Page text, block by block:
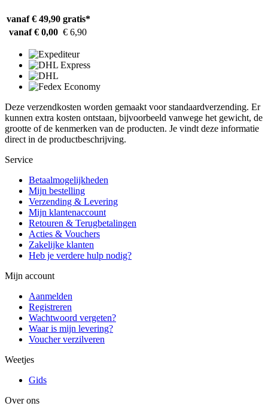
vanaf € 49,90 gratis*
vanaf € 0,00 € 6,90
Deze verzendkosten worden gemaakt voor standaardverzending. Er
kunnen extra kosten ontstaan, bijvoorbeeld vanwege het gewicht, de
grootte of de kenmerken van de producten. Je vindt deze informatie
direct in de productbeschrijving.
Service
Betaalmogelijkheden
Mijn bestelling
Verzending & Levering
Mijn klantenaccount
Retouren & Terugbetalingen
Acties & Vouchers
Zakelijke klanten
Heb je verdere hulp nodig?
Mijn account
Aanmelden
Registreren
Wachtwoord vergeten?
Waar is mijn levering?
Voucher verzilveren
Weetjes
Gids
Over ons